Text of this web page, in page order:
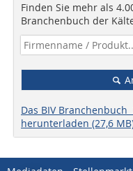
Finden Sie mehr als
Branchenbuch der
Das BIV Branchenbuch
herunterladen (27,6